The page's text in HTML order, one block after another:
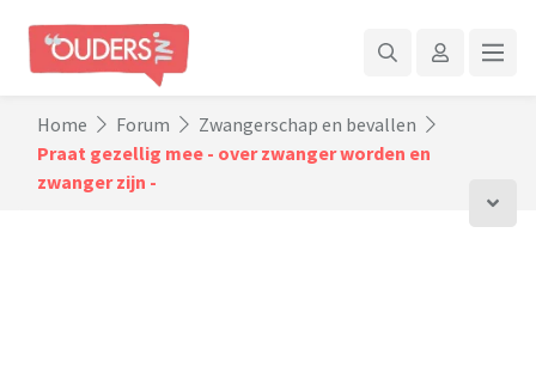
Home Forum
Zwangerschap en bevallen
Praat gezellig mee - over zwanger worden en
zwanger zijn -